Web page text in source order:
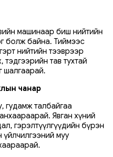
машинаар биш нийтийн
болж байна. Тиймээс
нийтийн тээврээр
тав тухтай
шалгаарай.
чанар
гудамж талбайгаа
Явган хүний
гэрэлтүүлгүүдийн бүрэн
муу